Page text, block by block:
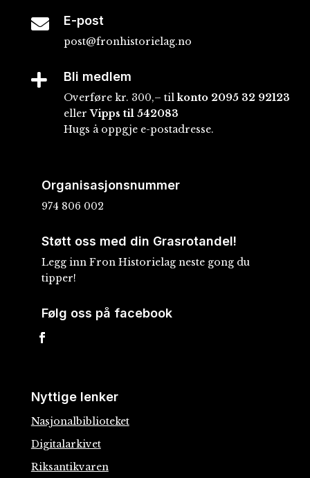
 E-post
post@fronhistorielag.no
 Bli medlem
Overføre kr. 300,– tilkonto 2095 32 92123
ellerVipps til 542083
Hugs å oppgje e-postadresse.
Organisasjonsnummer
974 806 002
Støtt oss med din Grasrotandel!
Legg inn Fron Historielag neste gong du
tipper!
Følg oss på facebook
Nyttige lenker
Nasjonalbiblioteket
Digitalarkivet
Riksantikvaren